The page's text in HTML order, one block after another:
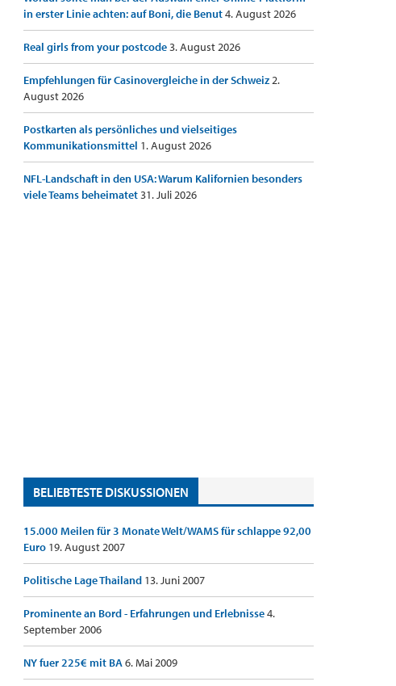
in erster Linie achten: auf Boni, die Benut4. August 2026
Real girls from your postcode3. August 2026
Empfehlungen für Casinovergleiche in der Schweiz2.
August 2026
Postkarten als persönliches und vielseitiges
Kommunikationsmittel 1. August 2026
NFL-Landschaft in den USA: Warum Kalifornien besonders
viele Teams beheimatet31. Juli 2026
BELIEBTESTE DISKUSSIONEN
15.000 Meilen für 3 Monate Welt/WAMS für schlappe 92,00
Euro 19. August 2007
Politische Lage Thailand 13. Juni 2007
Prominente an Bord - Erfahrungen und Erlebnisse4.
September 2006
NY fuer 225€ mit BA6. Mai 2009